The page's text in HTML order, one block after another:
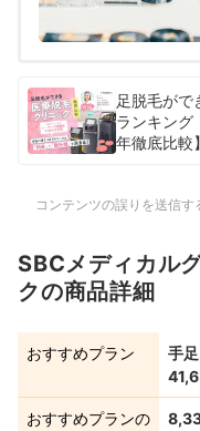
足脱毛がで
ランキング
年徹底比較】
コンテンツの誤りを送信す
SBCメディカル
クの商品詳細
おすすめプラン
手
おすすめプランの